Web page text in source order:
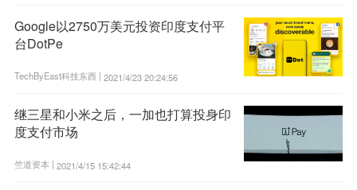
Google以2750万美元投资印度支付平
台DotPe
TechByEast科技东西 | 2021/4/23 20:24:56
继三星和小米之后，一加也打算投身印
度支付市场
竺道资本 | 2021/4/15 15:42:44